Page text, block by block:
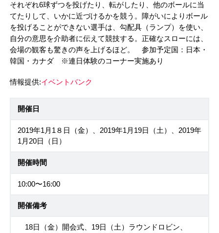
それぞれ6球ずつを投げたり、転がしたり、他のボールに当
てたりして、いかに近づけるかを競う。障がいによりボール
を投げることができない選手は、勾配具（ランプ）を使い、
自分の意思を介助者に伝えて競技する。正確なスローには、
会場の観客も驚きの声を上げるほど。 参加予定国：日本・
韓国・カナダ ※連日体験のコーナー実施あり
情報提供:イベントバンク
開催日
2019年1月1８日（金）、2019年1月19日（土）、2019年
1月20日（日）
開催時間
10:00〜16:00
開催備考
18日（金）開会式、19日（土）ラウンドロビン、